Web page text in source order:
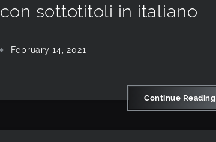
con sottotitoli in italiano
February 14, 2021
Continue Reading